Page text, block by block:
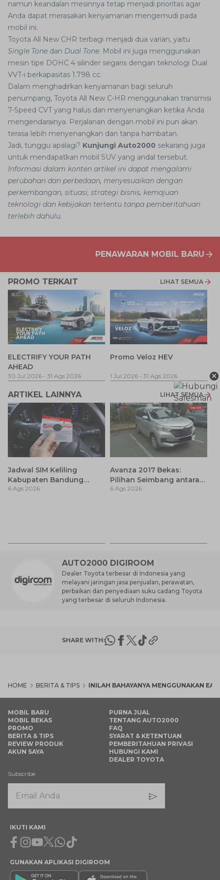
namun keandalan mesinnya tetap menjadi prioritas agar
Anda dapat merasakan kenyamanan mengemudi pada
mobil ini.
Toyota All New CHR terbagi menjadi dua varian, yaitu
Single Tone dan Dual Tone. Mobil ini juga menggunakan
mesin tipe DOHC 4 silinder segaris dengan teknologi Dual
VVT-i berkapasitas 1.798 cc.
Dalam menghadirkan kenyamanan bagi seluruh
penumpang, Toyota All New C-HR menggunakan transmisi
7-Speed CVT yang halus dan menyenangkan ketika Anda
mengendarainya. Perjalanan dengan mobil ini pun akan
terasa lebih menyenangkan dan tanpa hambatan.
Jadi, tunggu apalagi? Kunjungi Auto2000 sekarang juga
untuk mendapatkan mobil SUV yang andal tersebut.
Informasi dalam konten artikel ini dapat mengalami
perubahan dan perbedaan, menyesuaikan dengan
perkembangan, situasi, strategi bisnis, kemajuan
teknologi dan kebijakan tertentu tanpa pemberitahuan
terlebih dahulu.
PENAWARAN MOBIL BARU
PROMO TERKAIT LIHAT SEMUA
ELECTRIFY YOUR PATH
AHEAD
30 Jul 2026 - 31 Ags 2026
Promo Veloz HEV
1 Jul 2026 - 31 Ags 2026
ARTIKEL LAINNYA LIHAT SEMUA
Jadwal SIM Keliling
Kabupaten Bandung
Terbaru 2026 dan
6 Ags 2026
Avanza 2017 Bekas:
Pilihan Seimbang antara
Harga dan Fitur Modern
6 Ags 2026
AUTO2000 DIGIROOM
Dealer Toyota terbesar di Indonesia yang
melayani jaringan jasa penjualan, perawatan,
perbaikan dan penyediaan suku cadang Toyota
yang terbesar di seluruh Indonesia.
SHARE WITH:
HOME BERITA & TIPS INILAH BAHAYANYA MENGGUNAKAN
×
MOBIL BARU
MOBIL BEKAS
PROMO
BERITA & TIPS
REVIEW PRODUK
AKUN SAYA
PURNA JUAL
TENTANG AUTO2000
FAQ
SYARAT & KETENTUAN
PEMBERITAHUAN PRIVASI
HUBUNGI KAMI
DEALER TOYOTA
Subscribe
IKUTI KAMI
Facebook
Instagram
Youtube
X Whatsapp
Tiktok
GUNAKAN APLIKASI DIGIROOM